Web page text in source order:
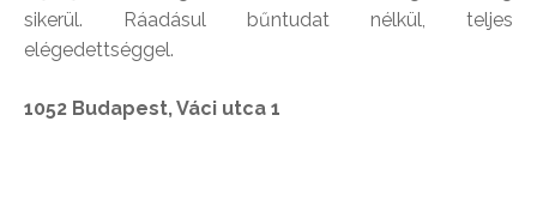
sikerül. Ráadásul bűntudat nélkül, teljes
elégedettséggel.
1052 Budapest, Váci utca 1